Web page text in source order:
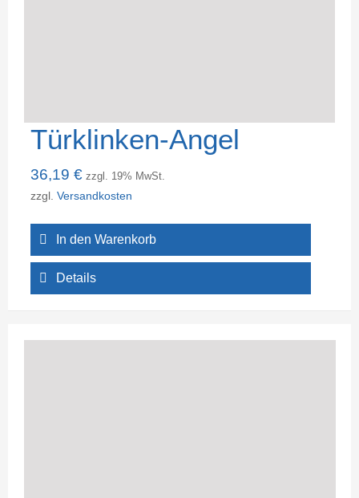
Türklinken-Angel
36,19 € zzgl. 19% MwSt.
zzgl. Versandkosten
In den Warenkorb
Details